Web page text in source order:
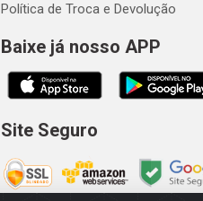
Política de Troca e Devolução
Baixe já nosso APP
Site Seguro